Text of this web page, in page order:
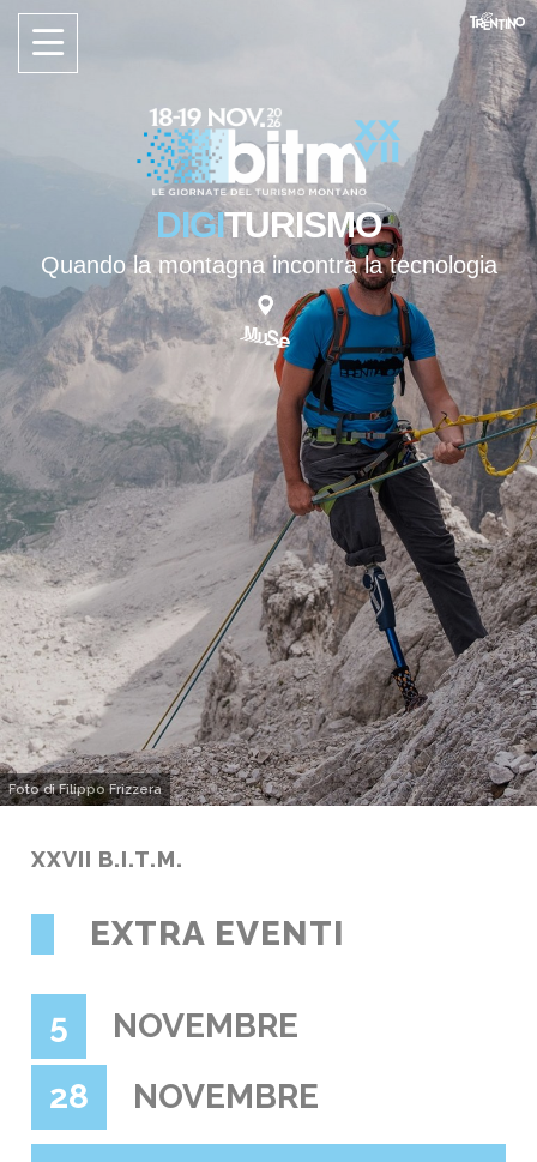
Foto di Filippo Frizzera
DIGITURISMO
Quando la montagna incontra la tecnologia
XXVII B.I.T.M.
EXTRA EVENTI
5
NOVEMBRE
28
NOVEMBRE